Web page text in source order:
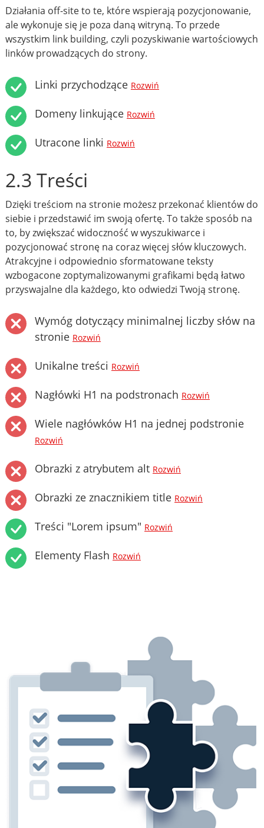
Działania off-site to te, które wspierają pozycjonowanie,
ale wykonuje się je poza daną witryną. To przede
wszystkim link building, czyli pozyskiwanie wartościowych
linków prowadzących do strony.
Linki przychodzące Rozwiń
Domeny linkujące Rozwiń
Utracone linki Rozwiń
2.3 Treści
Dzięki treściom na stronie możesz przekonać klientów do
siebie i przedstawić im swoją ofertę. To także sposób na
to, by zwiększać widoczność w wyszukiwarce i
pozycjonować stronę na coraz więcej słów kluczowych.
Atrakcyjne i odpowiednio sformatowane teksty
wzbogacone zoptymalizowanymi grafikami będą łatwo
przyswajalne dla każdego, kto odwiedzi Twoją stronę.
Wymóg dotyczący minimalnej liczby słów na
stronie Rozwiń
Unikalne treści Rozwiń
Nagłówki H1 na podstronach Rozwiń
Wiele nagłówków H1 na jednej podstronie
Rozwiń
Obrazki z atrybutem alt Rozwiń
Obrazki ze znacznikiem title Rozwiń
Treści "Lorem ipsum" Rozwiń
Elementy Flash Rozwiń